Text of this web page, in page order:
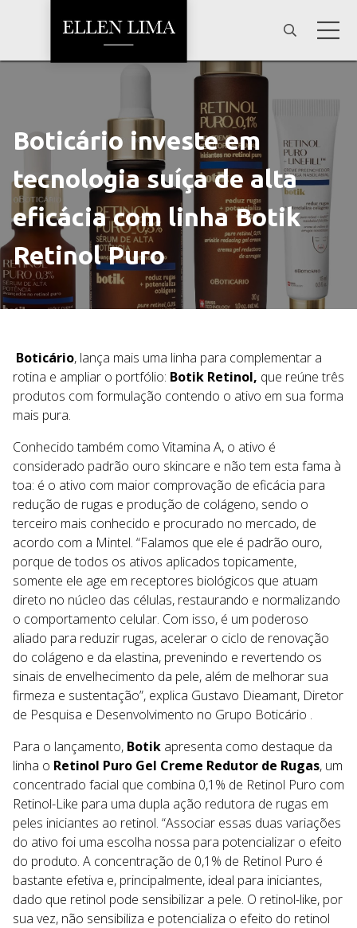
Boticário investe em
tecnologia suíça de alta
eficácia com linha Botik
Retinol Puro
Boticário, lança mais uma linha para complementar a
rotina e ampliar o portfólio: Botik Retinol, que reúne três
produtos com formulação contendo o ativo em sua forma
mais pura.
Conhecido também como Vitamina A, o ativo é
considerado padrão ouro skincare e não tem esta fama à
toa: é o ativo com maior comprovação de eficácia para
redução de rugas e produção de colágeno, sendo o
terceiro mais conhecido e procurado no mercado, de
acordo com a Mintel. “Falamos que ele é padrão ouro,
porque de todos os ativos aplicados topicamente,
somente ele age em receptores biológicos que atuam
direto no núcleo das células, restaurando e normalizando
o comportamento celular. Com isso, é um poderoso
aliado para reduzir rugas, acelerar o ciclo de renovação
do colágeno e da elastina, prevenindo e revertendo os
sinais de envelhecimento da pele, além de melhorar sua
firmeza e sustentação”, explica Gustavo Dieamant, Diretor
de Pesquisa e Desenvolvimento no Grupo Boticário .
Para o lançamento, Botik apresenta como destaque da
linha o Retinol Puro Gel Creme Redutor de Rugas, um
concentrado facial que combina 0,1% de Retinol Puro com
Retinol-Like para uma dupla ação redutora de rugas em
peles iniciantes ao retinol. “Associar essas duas variações
do ativo foi uma escolha nossa para potencializar o efeito
do produto. A concentração de 0,1% de Retinol Puro é
bastante efetiva e, principalmente, ideal para iniciantes,
dado que retinol pode sensibilizar a pele. O retinol-like, por
sua vez, não sensibiliza e potencializa o efeito do retinol